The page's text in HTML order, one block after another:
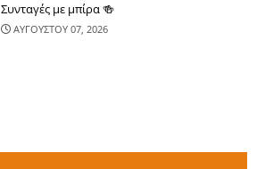
Συνταγές με μπίρα 🍻
ΑΥΓΟΥΣΤΟΥ 07, 2026